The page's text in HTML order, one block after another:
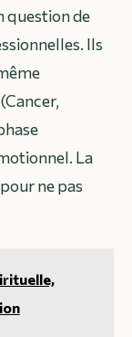
question de
Ils
La
ne pas